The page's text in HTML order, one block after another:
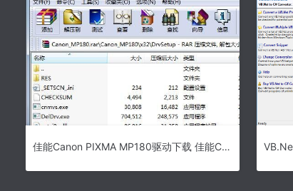
佳能Canon PIXMA MP180驱动下载 佳能Canon PIXMA MP180一体机驱动 v1.11 免费安装版